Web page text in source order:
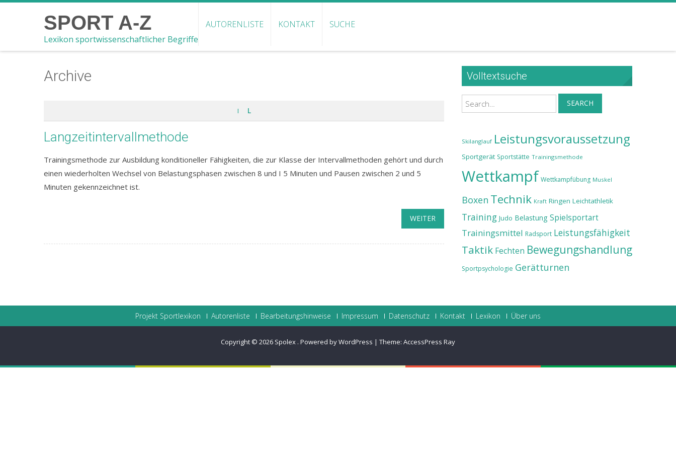
SPORT A-Z
Lexikon sportwissenschaftlicher Begriffe
AUTORENLISTE KONTAKT SUCHE
Archive
I L
Langzeitintervallmethode
Trainingsmethode zur Ausbildung konditioneller Fähigkeiten, die zur Klasse der Intervallmethoden gehört und durch
einen wiederholten Wechsel von Belastungsphasen zwischen 8 und I 5 Minuten und Pausen zwischen 2 und 5
Minuten gekennzeichnet ist.
WEITER
Volltextsuche
Search SEARCH
Skilanglauf Leistungsvoraussetzung
Sportgerät Sportstätte Trainingsmethode
Wettkampf Wettkampfübung Muskel
Boxen Technik Kraft Ringen Leichtathletik
Training Judo Belastung Spielsportart
Trainingsmittel Radsport Leistungsfähigkeit
Taktik Fechten Bewegungshandlung
Sportpsychologie Gerätturnen
Projekt Sportlexikon Autorenliste Bearbeitungshinweise Impressum Datenschutz Kontakt Lexikon Über uns
Copyright © 2026 Spolex . Powered by WordPress | Theme: AccessPress Ray